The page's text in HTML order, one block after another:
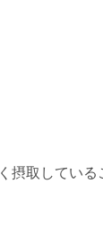
取している